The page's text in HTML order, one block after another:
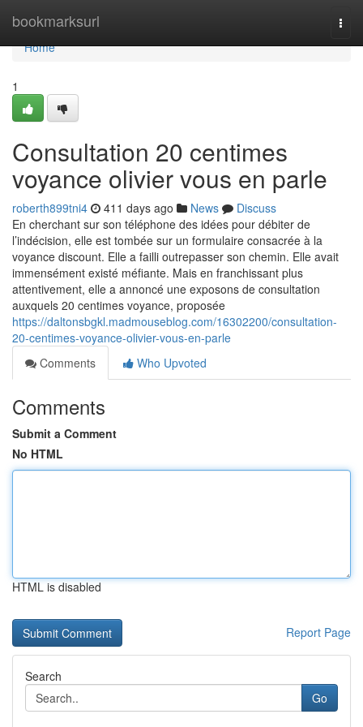
bookmarksurl
Home
Home
1
Consultation 20 centimes
voyance olivier vous en parle
roberth899tni4 411 days ago News
Discuss
En cherchant sur son téléphone des idées pour débiter de
l’indécision, elle est tombée sur un formulaire consacrée à la
voyance discount. Elle a failli outrepasser son chemin. Elle avait
immensément existé méfiante. Mais en franchissant plus
attentivement, elle a annoncé une exposons de consultation
auxquels 20 centimes voyance, proposée
https://daltonsbgkl.madmouseblog.com/16302200/consultation-
20-centimes-voyance-olivier-vous-en-parle
Comments
Who Upvoted
Comments
Submit a Comment
No HTML
HTML is disabled
Report Page
Search
Go